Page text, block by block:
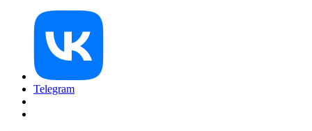
Telegram